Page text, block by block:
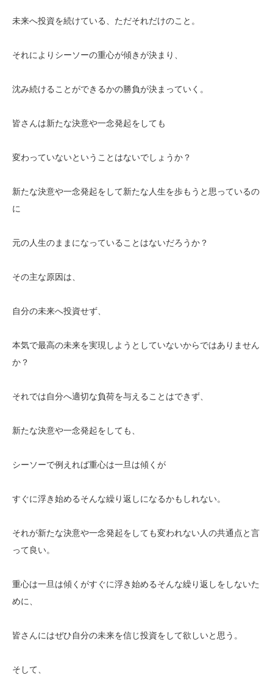
未来へ投資を続けている、ただそれだけのこと。
それによりシーソーの重心が傾きが決まり、
沈み続けることができるかの勝負が決まっていく。
皆さんは新たな決意や一念発起をしても
変わっていないということはないでしょうか？
新たな決意や一念発起をして新たな人生を歩もうと思っているの
に
元の人生のままになっていることはないだろうか？
その主な原因は、
自分の未来へ投資せず、
本気で最高の未来を実現しようとしていないからではありません
か？
それでは自分へ適切な負荷を与えることはできず、
新たな決意や一念発起をしても、
シーソーで例えれば重心は一旦は傾くが
すぐに浮き始めるそんな繰り返しになるかもしれない。
それが新たな決意や一念発起をしても変われない人の共通点と言
って良い。
重心は一旦は傾くがすぐに浮き始めるそんな繰り返しをしないた
めに、
皆さんにはぜひ自分の未来を信じ投資をして欲しいと思う。
そして、